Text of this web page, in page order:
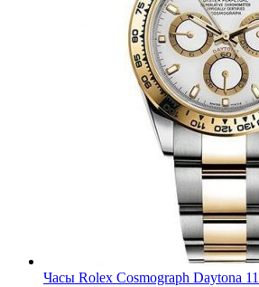
Часы Rolex Cosmograph Daytona